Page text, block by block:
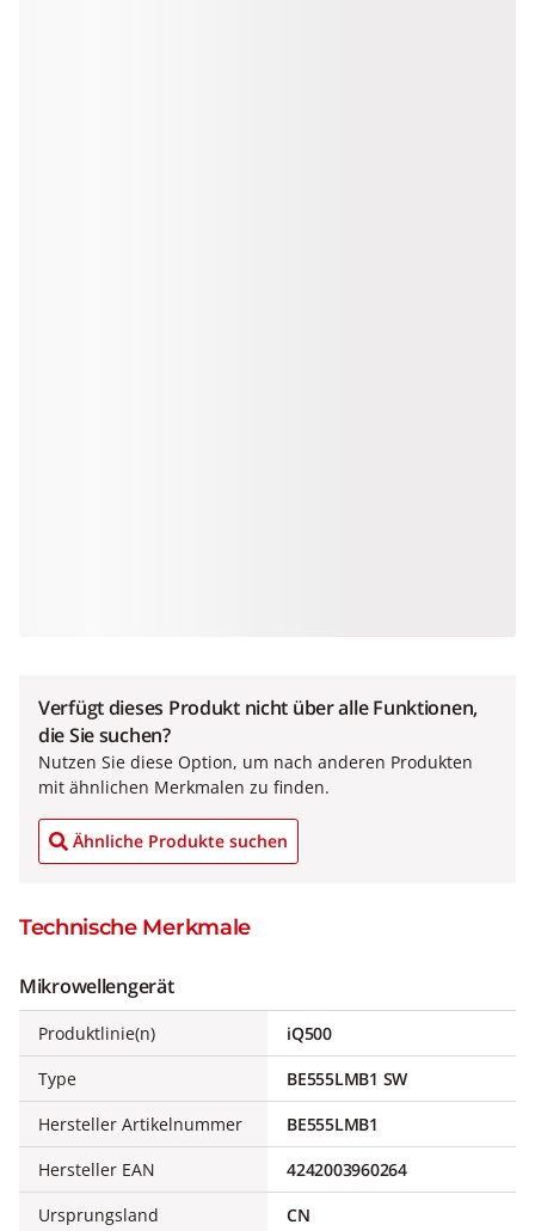
Verfügt dieses Produkt nicht über alle Funktionen,
die Sie suchen?
Nutzen Sie diese Option, um nach anderen Produkten
mit ähnlichen Merkmalen zu finden.
Ähnliche Produkte suchen
Technische Merkmale
Mikrowellengerät
Produktlinie(n)
iQ500
Type
BE555LMB1 SW
Hersteller Artikelnummer
BE555LMB1
Hersteller EAN
4242003960264
Ursprungsland
CN